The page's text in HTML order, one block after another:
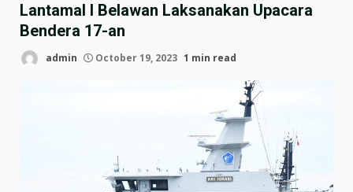
Lantamal I Belawan Laksanakan Upacara
Bendera 17-an
admin October 19, 2023 1 min read